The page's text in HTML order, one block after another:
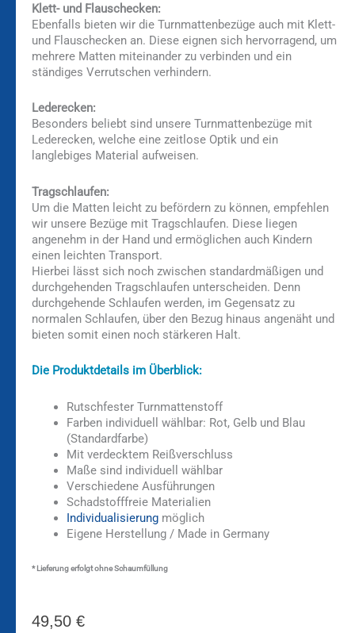
Klett- und Flauschecken:
Ebenfalls bieten wir die Turnmattenbezüge auch mit Klett-
und Flauschecken an. Diese eignen sich hervorragend, um
mehrere Matten miteinander zu verbinden und ein
ständiges Verrutschen verhindern.
Lederecken:
Besonders beliebt sind unsere Turnmattenbezüge mit
Lederecken, welche eine zeitlose Optik und ein
langlebiges Material aufweisen.
Tragschlaufen:
Um die Matten leicht zu befördern zu können, empfehlen
wir unsere Bezüge mit Tragschlaufen. Diese liegen
angenehm in der Hand und ermöglichen auch Kindern
einen leichten Transport.
Hierbei lässt sich noch zwischen standardmäßigen und
durchgehenden Tragschlaufen unterscheiden. Denn
durchgehende Schlaufen werden, im Gegensatz zu
normalen Schlaufen, über den Bezug hinaus angenäht und
bieten somit einen noch stärkeren Halt.
Die Produktdetails im Überblick:
Rutschfester Turnmattenstoff
Farben individuell wählbar: Rot, Gelb und Blau
(Standardfarbe)
Mit verdecktem Reißverschluss
Maße sind individuell wählbar
Verschiedene Ausführungen
Schadstofffreie Materialien
Individualisierungmöglich
Eigene Herstellung / Made in Germany
* Lieferung erfolgt ohne Schaumfüllung
49,50 €